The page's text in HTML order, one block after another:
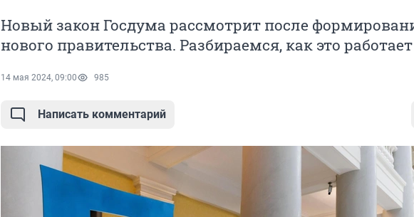
Новый закон Госдума рассмотрит после
нового правительства. Разбираемся, как это работает
14 мая 2024, 09:00 985
Написать комментарий